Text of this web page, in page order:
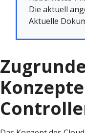
Die aktuell
Aktuelle